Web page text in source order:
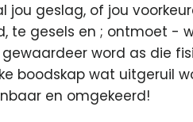
geslag, of jou
te gesels en ; ontmoet -
word as die
boodskap wat uitgeruil
en omgekeerd!